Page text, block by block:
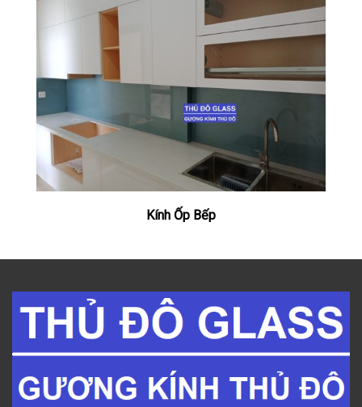
Kính Ốp Bếp